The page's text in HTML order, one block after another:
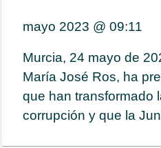
mayo 2023 @ 09:11
Murcia, 24 mayo de
María José Ros, ha
que han transformado
corrupción y que la